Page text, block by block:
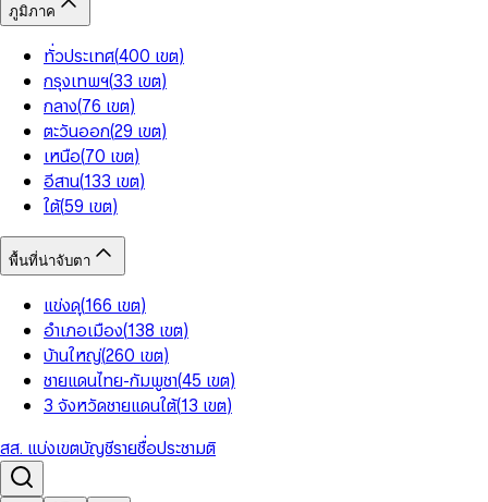
ภูมิภาค
ทั่วประเทศ(400 เขต)
กรุงเทพฯ(33 เขต)
กลาง(76 เขต)
ตะวันออก(29 เขต)
เหนือ(70 เขต)
อีสาน(133 เขต)
ใต้(59 เขต)
พื้นที่น่าจับตา
แข่งดุ(166 เขต)
อำเภอเมือง(138 เขต)
บ้านใหญ่(260 เขต)
ชายแดนไทย-กัมพูชา(45 เขต)
3 จังหวัดชายแดนใต้(13 เขต)
สส. แบ่งเขตบัญชีรายชื่อประชามติ